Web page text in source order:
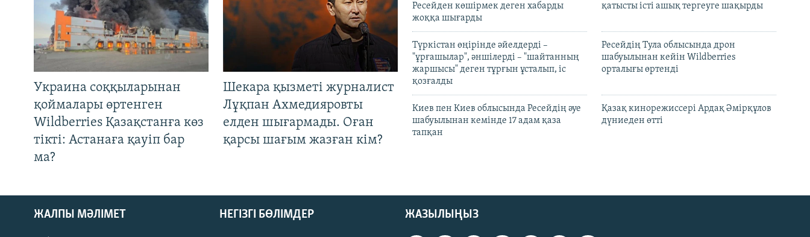
Украина соққыларынан
қоймалары өртенген
Wildberries Қазақстанға көз
тікті: Астанаға қауіп бар
ма?
Шекара қызметі журналист
Лұқпан Ахмедияровты
елден шығармады. Оған
қарсы шағым жазған кім?
Ресейден көшірмек деген хабарды
жоққа шығарды
қатысты істі ашық тергеуге шақырды
Түркістан өңірінде әйелдерді –
"ұрғашылар", әншілерді – "шайтанның
жаршысы" деген тұрғын ұсталып, іс
қозғалды
Ресейдің Тула облысында дрон
шабуылынан кейін Wildberries
орталығы өртенді
Киев пен Киев облысында Ресейдің әуе
шабуылынан кемінде 17 адам қаза
тапқан
Қазақ кинорежиссері Ардақ Әмірқұлов
дүниеден өтті
ЖАЗЫЛЫҢЫЗ
ЖАЛПЫ МӘЛІМЕТ НЕГІЗГІ БӨЛІМДЕР